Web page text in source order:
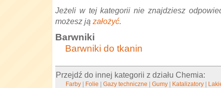
Jeżeli w tej kategorii nie znajdziesz
możesz ją założyć.
Barwniki
Barwniki do tkanin
Przejdź do innej kategorii z działu Chemia:
Farby Folie |Gazy techniczne |Gumy Katalizatory